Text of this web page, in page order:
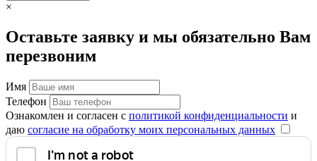
×
Оставьте заявку и мы обязательно Вам
перезвоним
Имя
Телефон
Ознакомлен и согласен с политикой конфиденциальности и
даю согласие на обработку моих персональных данных